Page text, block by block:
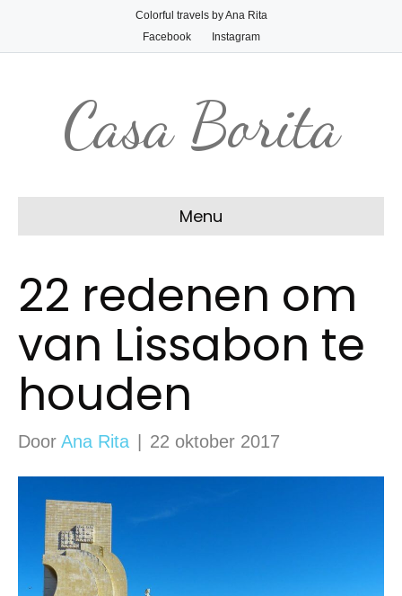
Colorful travels by Ana Rita
Facebook
Instagram
Casa Borita
Menu
22 redenen om
van Lissabon te
houden
Door Ana Rita 22 oktober 2017